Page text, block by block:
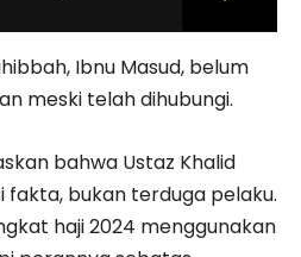
Ibnu Masud, belum
meski telah dihubungi.
bahwa Ustaz Khalid
fakta, bukan terduga pelaku.
haji 2024 menggunakan